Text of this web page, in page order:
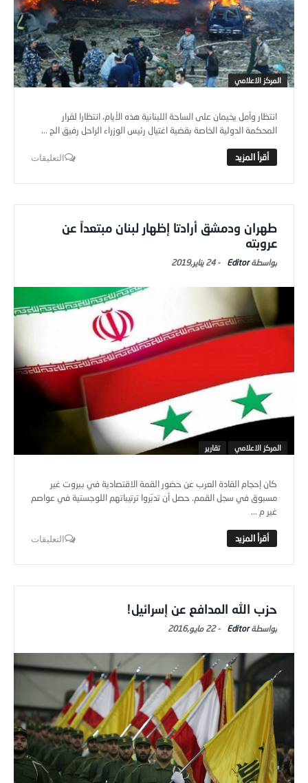
المركز الاعلامي
انتظار وأمل يخيمان على الساحة اللبنانية هذه الأيام، انتظارا لقرار
المحكمة الدولية الخاصة بقضية اغتيال رئيس الوزراء الراحل رفيق الح ...
التعليقات
طهران ودمشق أرادتا إظهار لبنان مبتعداً عن
عروبته
Editor
-24 يناير,2019
المركز الاعلامي تقارير
كان إحجام القادة العرب عن حضور القمة الاقتصادية في بيروت غير
مسبوق في سجل القمم. حصل أن تدبّروا ترتيباتهم اللوجستية في عواصم
غير م ...
التعليقات
حزب الله المدافع عن إسرائيل!
Editor
-22 مايو,2016